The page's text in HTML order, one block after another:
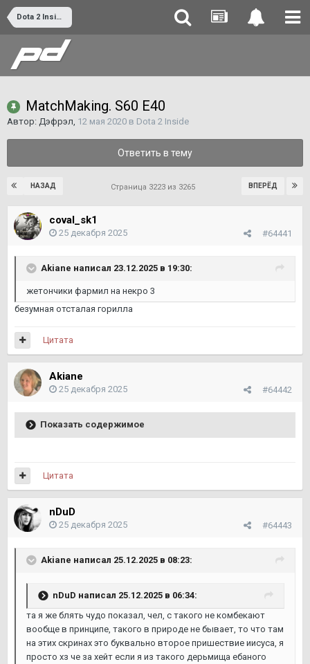
Dota 2 Inside
MatchMaking. S60 E40
Автор: Дэфрэл, 12 мая 2020 в Dota 2 Inside
Ответить в тему
НАЗАД ВПЕРЁД
Страница 3223 из 3265
coval_sk1
#64441
25 декабря 2025
Akiane написал 23.12.2025 в 19:30:
жетончики фармил на некро 3
безумная отсталая горилла
Цитата
Akiane
#64442
25 декабря 2025
Показать содержимое
Цитата
nDuD
#64443
25 декабря 2025
Akiane написал 25.12.2025 в 08:23:
nDuD написал 25.12.2025 в 06:34:
та я же блять чудо показал, чел, с такого не комбекают
вообще в принципе, такого в природе не бывает, то что там
на этих скринах это буквально второе пришествие иисуса, я
просто хз че за хейт если я из такого дерьмища ебаного